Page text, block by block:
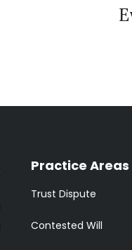
Practice Areas
Trust Dispute
Contested Will